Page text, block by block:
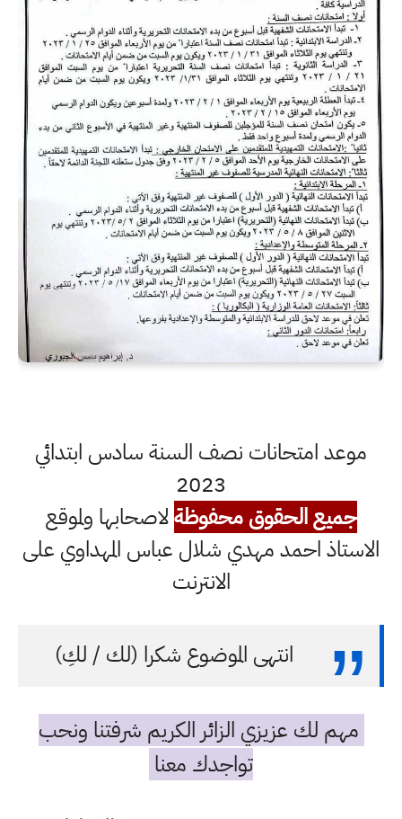
موعد امتحانات نصف السنة سادس ابتدائي
2023
جميع الحقوق محفوظةلاصحابها ولموقع
الاستاذ احمد مهدي شلال عباس المهداوي على
الانترنت
انتهى الموضوع شكرا (لك / لكِ)
مهم لك عزيزي الزائر الكريم شرفتنا ونحب
تواجدك معنا